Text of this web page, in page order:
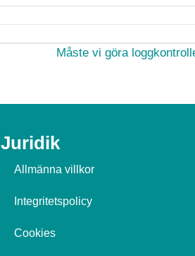
Måste vi göra
Juridik
Allmänna villkor
Integritetspolicy
Cookies